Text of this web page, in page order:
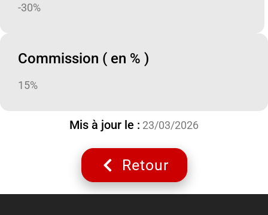
-30%
Commission ( en % )
15%
Mis à jour le : 23/03/2026
Retour